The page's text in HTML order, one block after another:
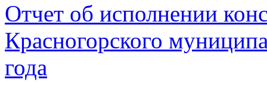
Отчет об исполнении
Красногорского
года